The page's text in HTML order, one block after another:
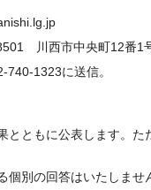
川西市中央町12番1
740-1323に送信。
とともに公表します。
別の回答はいたしませ